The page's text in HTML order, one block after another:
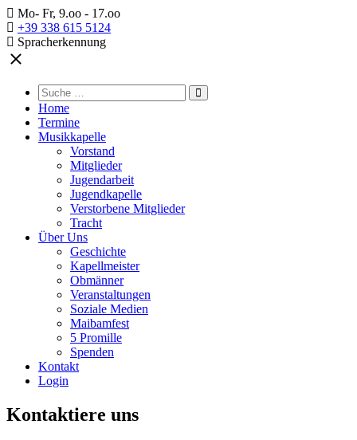
Mo- Fr, 9.oo - 17.oo
+39 338 615 5124
Spracherkennung
Home
Termine
Musikkapelle
Vorstand
Mitglieder
Jugendarbeit
Jugendkapelle
Verstorbene Mitglieder
Tracht
Über Uns
Geschichte
Kapellmeister
Obmänner
Veranstaltungen
Soziale Medien
Maibamfest
5 Promille
Spenden
Kontakt
Login
Kontaktiere uns